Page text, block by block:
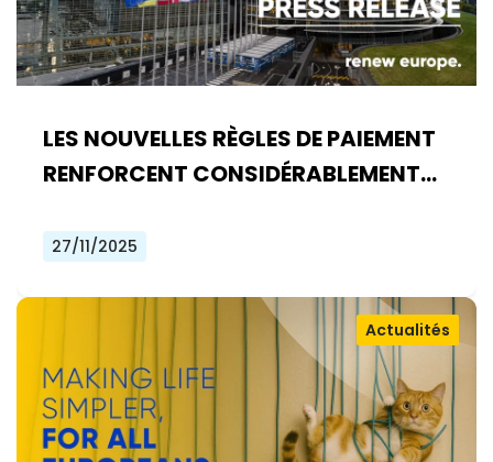
LES NOUVELLES RÈGLES DE PAIEMENT
RENFORCENT CONSIDÉRABLEMENT
27/11/2025
Actualités